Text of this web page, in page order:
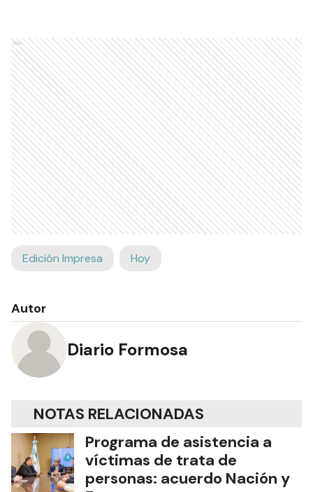
Ads
Edición Impresa Hoy
Autor
Diario Formosa
NOTAS RELACIONADAS
Programa de asistencia a
víctimas de trata de
personas: acuerdo Nación y